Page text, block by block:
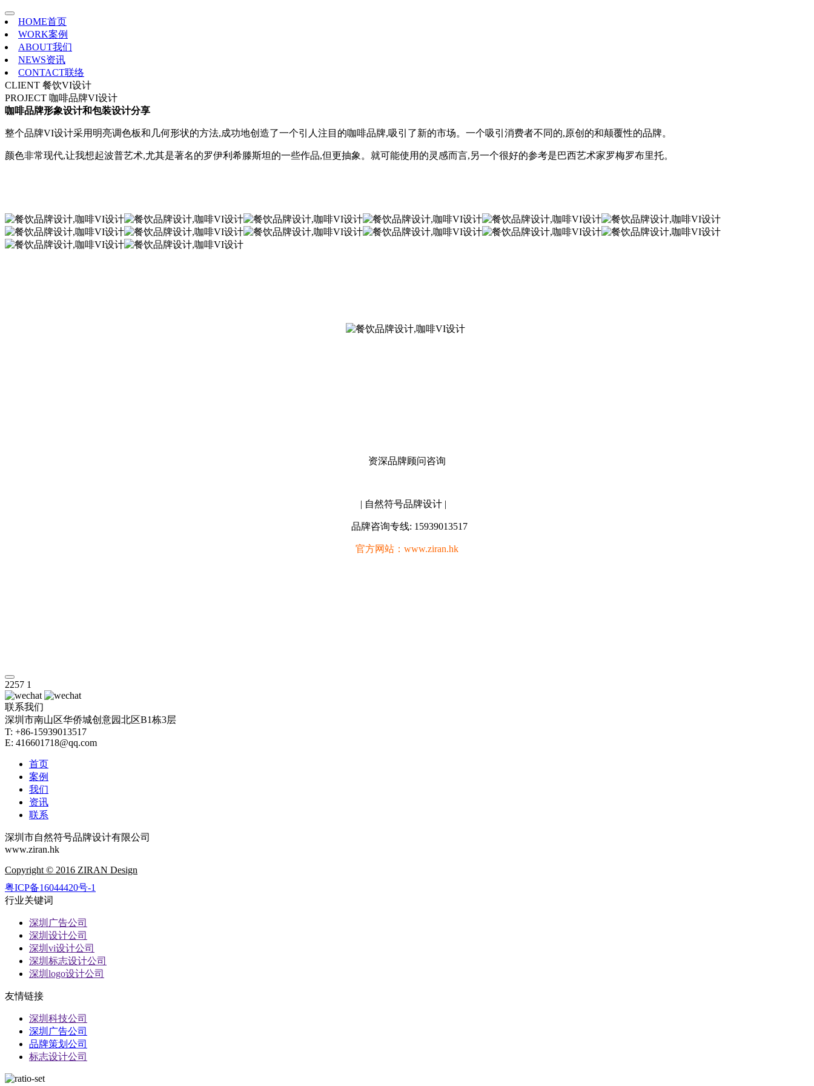
HOME首页
WORK案例
ABOUT我们
NEWS资讯
CONTACT联络
CLIENT 餐饮VI设计
PROJECT 咖啡品牌VI设计
咖啡品牌形象设计和包装设计分享
整个品牌VI设计采用明亮调色板和几何形状的方法,成功地创造了一个引人注目的咖啡品牌,吸引了新的市场。一个吸引消费者不同的,原创的和颠覆性的品牌。
颜色非常现代,让我想起波普艺术,尤其是著名的罗伊利希滕斯坦的一些作品,但更抽象。就可能使用的灵感而言,另一个很好的参考是巴西艺术家罗梅罗布里托。
资深品牌顾问咨询
| 自然符号品牌设计 |
品牌咨询专线: 15939013517
官方网站：www.ziran.hk
2257 1
联系我们
深圳市南山区华侨城创意园北区B1栋3层
T: +86-15939013517
E: 416601718@qq.com
首页
案例
我们
资讯
联系
深圳市自然符号品牌设计有限公司
www.ziran.hk
Copyright © 2016 ZIRAN Design
粤ICP备16044420号-1
行业关键词
深圳广告公司
深圳设计公司
深圳vi设计公司
深圳标志设计公司
深圳logo设计公司
友情链接
深圳科技公司
深圳广告公司
品牌策划公司
标志设计公司